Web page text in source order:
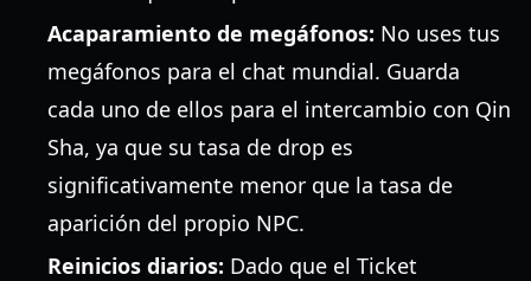
Acaparamiento de megáfonos: No uses tus
megáfonos para el chat mundial. Guarda
cada uno de ellos para el intercambio con Qin
Sha, ya que su tasa de drop es
significativamente menor que la tasa de
aparición del propio NPC.
Reinicios diarios: Dado que el Ticket